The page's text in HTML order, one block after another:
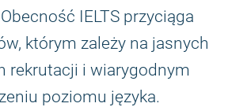
IELTS przyciąga
którym zależy na jasnych
rekrutacji i wiarygodnym
poziomu języka.